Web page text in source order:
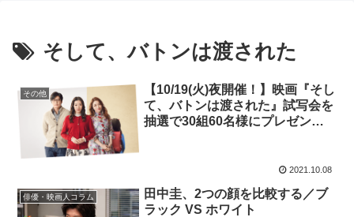
そして、バトンは渡された
その他
【10/19(火)夜開催！】映画『そし
て、バトンは渡された』試写会を
抽選で30組60名様にプレゼント
2021.10.08
俳優・映画人コラム
田中圭、2つの顔を比較する／ブ
ラック VS ホワイト